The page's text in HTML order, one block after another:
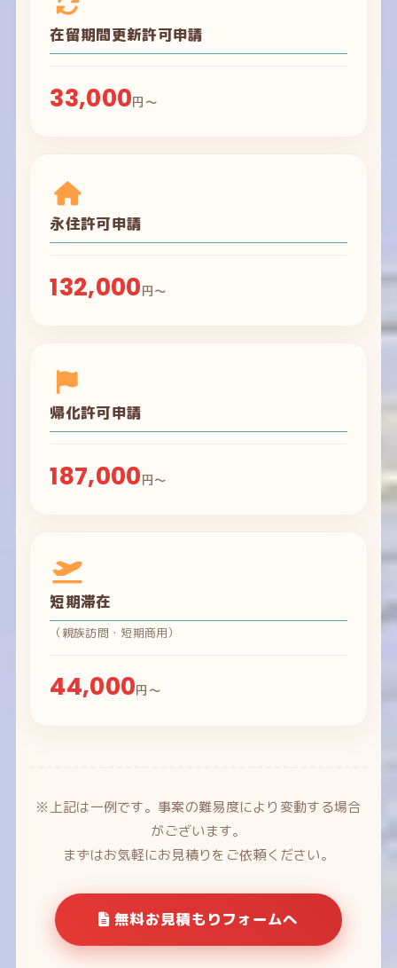
在留期間更新許可申請
33,000円～
永住許可申請
132,000円～
帰化許可申請
187,000円～
短期滞在
（親族訪問・短期商用）
44,000円～
※上記は一例です。事案の難易度により変動する場合
がございます。
まずはお気軽にお見積りをご依頼ください。
無料お見積もりフォームへ